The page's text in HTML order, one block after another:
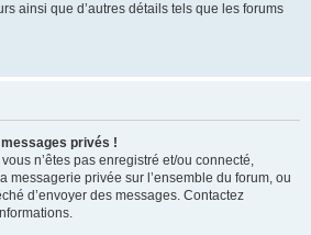
ainsi que d’autres détails tels que les forums
privés !
n’êtes pas enregistré et/ou connecté,
messagerie privée sur l’ensemble du forum, ou
d’envoyer des messages. Contactez